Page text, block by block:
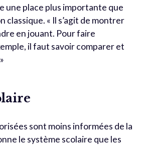
une place plus importante que
classique. « Il s’agit de montrer
en jouant. Pour faire
il faut savoir comparer et
sont moins informées de la
le système scolaire que les